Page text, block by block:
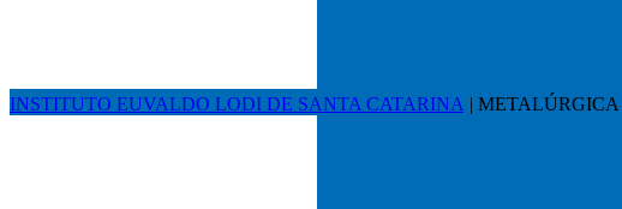
INSTITUTO EUVALDO LODI DE SANTA CATARINA | METALÚRGICA